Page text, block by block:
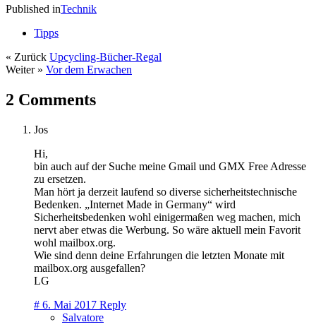
Published inTechnik
Tipps
« Zurück Upcycling-Bücher-Regal
Weiter » Vor dem Erwachen
2 Comments
Jos
Hi,
bin auch auf der Suche meine Gmail und GMX Free Adresse
zu ersetzen.
Man hört ja derzeit laufend so diverse sicherheitstechnische
Bedenken. „Internet Made in Germany“ wird
Sicherheitsbedenken wohl einigermaßen weg machen, mich
nervt aber etwas die Werbung. So wäre aktuell mein Favorit
wohl mailbox.org.
Wie sind denn deine Erfahrungen die letzten Monate mit
mailbox.org ausgefallen?
LG
# 6. Mai 2017 Reply
Salvatore